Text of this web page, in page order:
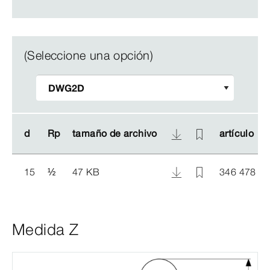
(Seleccione una opción)
d Rp tamaño de archivo artículo
d Rp tamaño de archivo artículo
15 ½ 47 KB 346 478
Medida Z